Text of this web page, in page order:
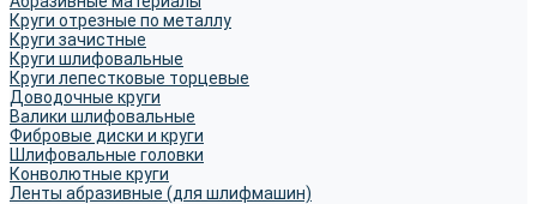
Круги отрезные по металлу
Круги зачистные
Круги шлифовальные
Круги лепестковые торцевые
Доводочные круги
Валики шлифовальные
Фибровые диски и круги
Шлифовальные головки
Конволютные круги
Ленты абразивные (для шлифмашин)